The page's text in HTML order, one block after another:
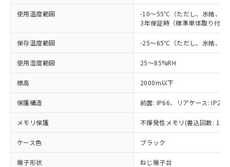
使用温度範囲
-10～55℃（ただし、氷結、結
3年保証時（標準単体取り付
保存温度範囲 -25～65℃（ただし、氷結、結
使用湿度範囲 25～85%RH
標高 2000m以下
保護構造 前面: IP66、リアケース: IP20
メモリ保護 不揮発性メモリ(書込回数: 100
ケース色 ブラック
端子形状 ねじ端子台